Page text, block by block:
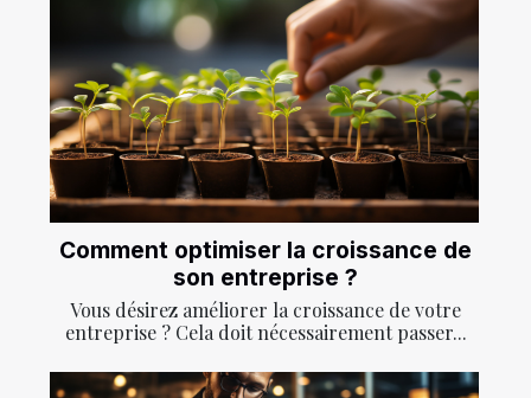
Comment optimiser la croissance de
son entreprise ?
Vous désirez améliorer la croissance de votre
entreprise ? Cela doit nécessairement passer...